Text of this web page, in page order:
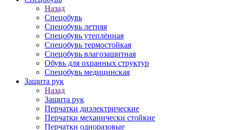
Назад
Спецобувь
Спецобувь летняя
Спецобувь утеплённая
Спецобувь термостойкая
Спецобувь влагозащитная
Обувь для охранных структур
Спецобувь медицинская
Защита рук
Назад
Защита рук
Перчатки диэлектрические
Перчатки механически стойкие
Перчатки одноразовые